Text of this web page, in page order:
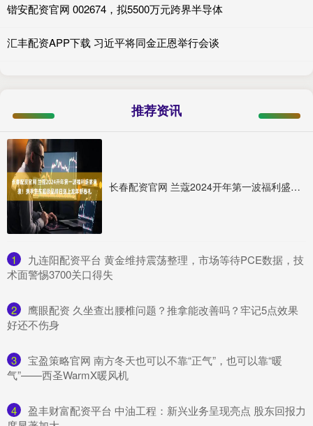
锴安配资官网 002674，拟5500万元跨界半导体
汇丰配资APP下载 习近平将同金正恩举行会谈
推荐资讯
长春配资官网 兰蔻2024开年第一波福利盛宴来袭！携手京东超级品牌日送上龙年新春礼
1
​九连阳配资平台 黄金维持震荡整理，市场等待PCE数据，技
术面警惕3700关口得失
2
​鹰眼配资 久坐查出腰椎问题？推拿能改善吗？牢记5点效果
好还不伤身
3
​宝盈策略官网 南方冬天也可以不靠“正气”，也可以靠“暖
气”——西圣WarmX暖风机
4
​盈丰财富配资平台 中油工程：新兴业务呈现亮点 股东回报力